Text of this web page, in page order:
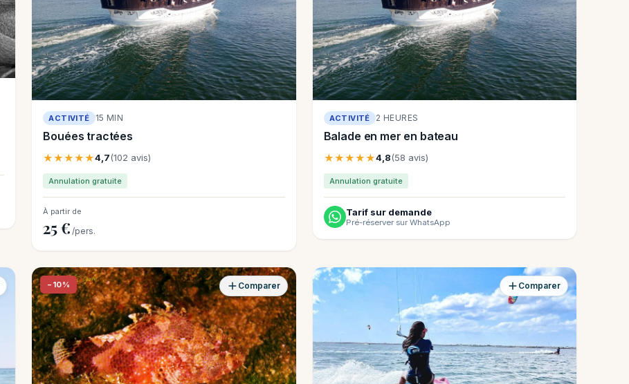
ACTIVITÉ 15 MIN
Bouées tractées
★★★★★4,7(102 avis)
Annulation gratuite
À partir de
25 € /pers.
ACTIVITÉ 2 HEURES
Balade en mer en bateau
★★★★★4,8(58 avis)
Annulation gratuite
Tarif sur demande
Pré-réserver sur WhatsApp
−10% Comparer Comparer